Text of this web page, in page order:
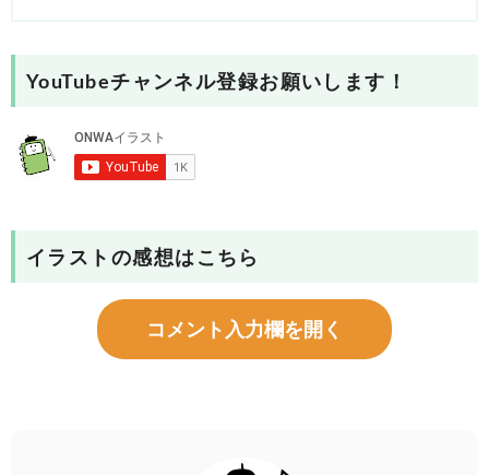
YouTubeチャンネル登録お願いします！
イラストの感想はこちら
コメント入力欄を開く